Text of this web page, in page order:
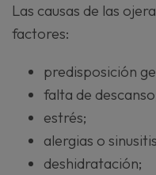
Las causas de las
factores:
predisposición
falta de
estrés;
alergias o
deshidratación;